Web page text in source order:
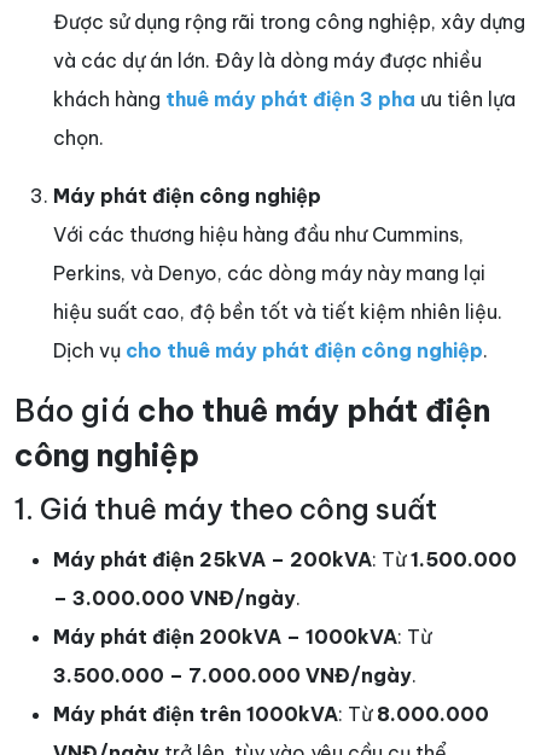
Được sử dụng rộng rãi trong công nghiệp, xây dựng
và các dự án lớn. Đây là dòng máy được nhiều
khách hàng thuê máy phát điện 3 pha ưu tiên lựa
chọn.
Máy phát điện công nghiệp
Với các thương hiệu hàng đầu như Cummins,
Perkins, và Denyo, các dòng máy này mang lại
hiệu suất cao, độ bền tốt và tiết kiệm nhiên liệu.
Dịch vụ cho thuê máy phát điện công nghiệp.
Báo giá cho thuê máy phát điện
công nghiệp
1. Giá thuê máy theo công suất
Máy phát điện 25kVA – 200kVA: Từ1.500.000
– 3.000.000 VNĐ/ngày.
Máy phát điện 200kVA – 1000kVA: Từ
3.500.000 – 7.000.000 VNĐ/ngày.
Máy phát điện trên 1000kVA: Từ 8.000.000